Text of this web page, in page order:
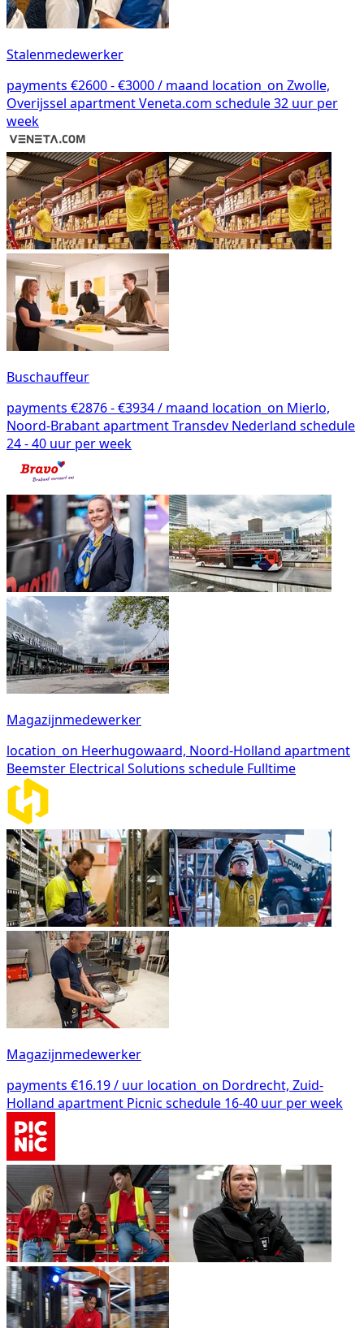
Stalenmedewerker
payments €2600 - €3000 / maand location_on Zwolle,
Overijssel apartmentVeneta.com schedule32 uur per
week
Buschauffeur
payments €2876 - €3934 / maand location_on Mierlo,
Noord-BrabantapartmentTransdev Nederland schedule
24 - 40 uur per week
Magazijnmedewerker
location_on Heerhugowaard, Noord-Holland apartment
Beemster Electrical Solutions schedule Fulltime
Magazijnmedewerker
payments €16.19 / uur location_on Dordrecht, Zuid-
Holland apartment Picnic schedule 16-40 uur per week